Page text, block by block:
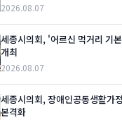
2026.08.07
세종시의회, '어르신 먹거리 기
개최
2026.08.07
세종시의회, 장애인공동생활가
본격화